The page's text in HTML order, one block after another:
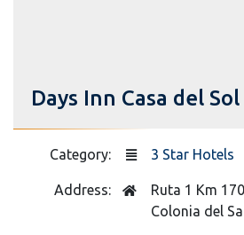
Days Inn Casa del Sol
Category: 3 Star Hotels
Address:
Ruta 1 Km
Colonia del